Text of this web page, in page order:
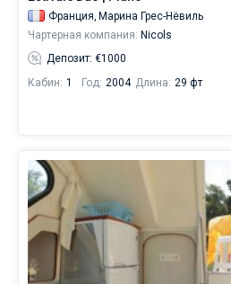
представляют
себе
жизни
без
Марина
Грес-
Нёвиль
Франция, Марина Грес-Нёвиль
Чартерная компания: Nicols
Депозит: €1000
Кабин: 1 Год: 2004 Длина: 29 фт